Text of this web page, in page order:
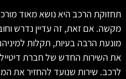
הרכב היא נושא מאוד מורכב,
אם זאת, זה עדיין נדרש וחובה.
הרבה בעיות, תקלות למיניהם,
החדש של חברת דיטיילינג
שירות שנועד להחזיר את המראה